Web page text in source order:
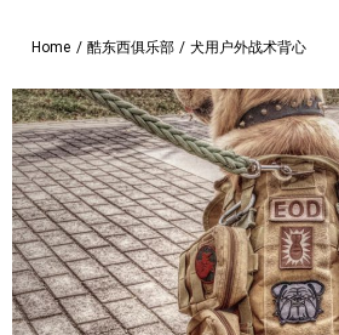
Home / 酷东西俱乐部 / 犬用户外战术背心